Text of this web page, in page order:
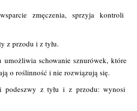
zmęczenia, sprzyja kontroli
z przodu i z tyłu.
schowanie sznurówek, które
o roślinność i nie rozwiązują się.
podeszwy z tyłu i z przodu: wynosi